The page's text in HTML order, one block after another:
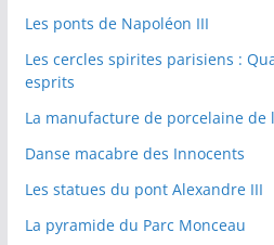
Les ponts de Napoléon III
Les cercles spirites parisiens :
esprits
La manufacture de porcelaine de
Danse macabre des Innocents
Les statues du pont Alexandre III
La pyramide du Parc Monceau